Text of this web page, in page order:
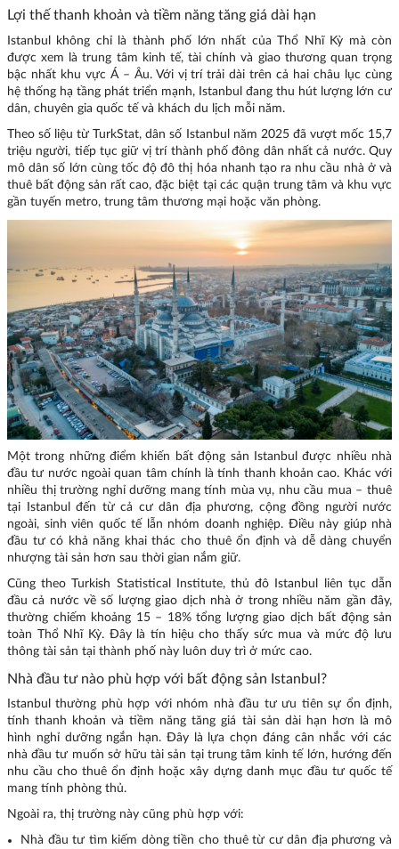
Lợi thế thanh khoản và tiềm năng tăng giá dài hạn
Istanbul không chỉ là thành phố lớn nhất của Thổ Nhĩ Kỳ mà còn
được xem là trung tâm kinh tế, tài chính và giao thương quan trọng
bậc nhất khu vực Á – Âu. Với vị trí trải dài trên cả hai châu lục cùng
hệ thống hạ tầng phát triển mạnh, Istanbul đang thu hút lượng lớn cư
dân, chuyên gia quốc tế và khách du lịch mỗi năm.
Theo số liệu từ TurkStat, dân số Istanbul năm 2025 đã vượt mốc 15,7
triệu người, tiếp tục giữ vị trí thành phố đông dân nhất cả nước. Quy
mô dân số lớn cùng tốc độ đô thị hóa nhanh tạo ra nhu cầu nhà ở và
thuê bất động sản rất cao, đặc biệt tại các quận trung tâm và khu vực
gần tuyến metro, trung tâm thương mại hoặc văn phòng.
Một trong những điểm khiến bất động sản Istanbul được nhiều nhà
đầu tư nước ngoài quan tâm chính là tính thanh khoản cao. Khác với
nhiều thị trường nghỉ dưỡng mang tính mùa vụ, nhu cầu mua – thuê
tại Istanbul đến từ cả cư dân địa phương, cộng đồng người nước
ngoài, sinh viên quốc tế lẫn nhóm doanh nghiệp. Điều này giúp nhà
đầu tư có khả năng khai thác cho thuê ổn định và dễ dàng chuyển
nhượng tài sản hơn sau thời gian nắm giữ.
Cũng theo Turkish Statistical Institute, thủ đô Istanbul liên tục dẫn
đầu cả nước về số lượng giao dịch nhà ở trong nhiều năm gần đây,
thường chiếm khoảng 15 – 18% tổng lượng giao dịch bất động sản
toàn Thổ Nhĩ Kỳ. Đây là tín hiệu cho thấy sức mua và mức độ lưu
thông tài sản tại thành phố này luôn duy trì ở mức cao.
Nhà đầu tư nào phù hợp với bất động sản Istanbul?
Istanbul thường phù hợp với nhóm nhà đầu tư ưu tiên sự ổn định,
tính thanh khoản và tiềm năng tăng giá tài sản dài hạn hơn là mô
hình nghỉ dưỡng ngắn hạn. Đây là lựa chọn đáng cân nhắc với các
nhà đầu tư muốn sở hữu tài sản tại trung tâm kinh tế lớn, hướng đến
nhu cầu cho thuê ổn định hoặc xây dựng danh mục đầu tư quốc tế
mang tính phòng thủ.
Ngoài ra, thị trường này cũng phù hợp với:
Nhà đầu tư tìm kiếm dòng tiền cho thuê từ cư dân địa phương và